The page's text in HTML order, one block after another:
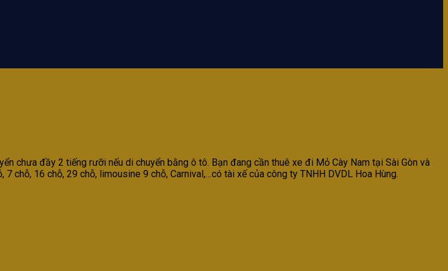
chưa đầy 2 tiếng rưỡi nếu di chuyển bằng ô tô. Bạn đang cần thuê xe đi Mỏ Cày Nam tại Sài Gòn và
chỗ, 16 chỗ, 29 chỗ, limousine 9 chỗ, Carnival,…có tài xế của công ty TNHH DVDL Hoa Hùng.